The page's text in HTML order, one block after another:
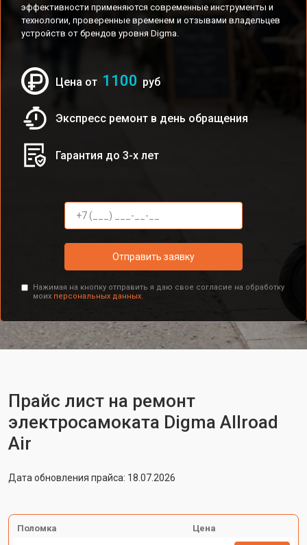
эффективности применяются современные инструменты и
технологии, проверенные временем и отзывами владельцев
устройств от брендов уровня Digma.
Цена от 1100 руб
Экспресс ремонт в день обращения
Гарантия до 3-х лет
Отправить заявку
Нажимая на кнопку отправить я даю свое согласие на обработку
моих персональных данных.
Прайс лист на ремонт
электросамоката Digma Allroad
Air
Дата обновления прайса: 18.07.2026
Поломка Цена